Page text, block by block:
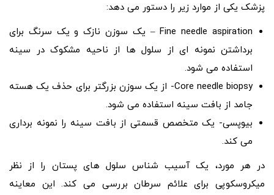
پزشک یکی از موارد زیر را دستور می دهد:
Fine needle aspiration – یک سوزن نازک و یک سرنگ برای
برداشتن نمونه ای از سلول ها از ناحیه مشکوک در سینه
استفاده می شود.
Core needle biopsy- از یک سوزن بزرگتر برای حذف یک هسته
جامد از بافت سینه استفاده می شود.
بیوپسی- یک متخصص قسمتی از بافت سینه را نمونه برداری
می کند.
در هر مورد، یک آسیب شناس سلول های پستان را از نظر
میکروسکوپی برای علائم سرطان بررسی می کند. این معاینه